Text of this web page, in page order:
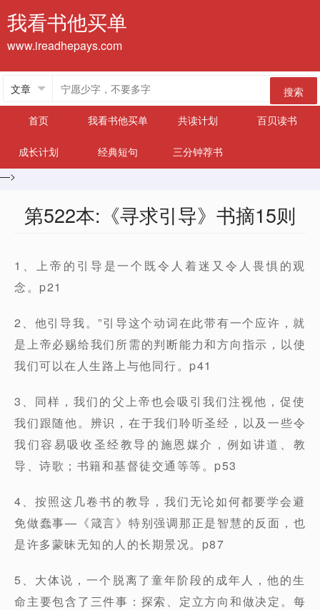
我看书他买单
www.ireadhepays.com
搜索
首页
我看书他买单 共读计划 百贝读书
成长计划 经典短句
三分钟荐书
—>
第522本:《寻求引导》书摘15则
1、上帝的引导是一个既令人着迷又令人畏惧的观
念。p21
2、他引导我。”引导这个动词在此带有一个应许，就
是上帝必赐给我们所需的判断能力和方向指示，以使
我们可以在人生路上与他同行。p41
3、同样，我们的父上帝也会吸引我们注视他，促使
我们跟随他。辨识，在于我们聆听圣经，以及一些令
我们容易吸收圣经教导的施恩媒介，例如讲道、教
导、诗歌；书籍和基督徒交通等等。p53
4、按照这几卷书的教导，我们无论如何都要学会避
免做蠢事—《箴言》特别强调那正是智慧的反面，也
是许多蒙昧无知的人的长期景况。p87
5、大体说，一个脱离了童年阶段的成年人，他的生
命主要包含了三件事：探索、定立方向和做决定。每